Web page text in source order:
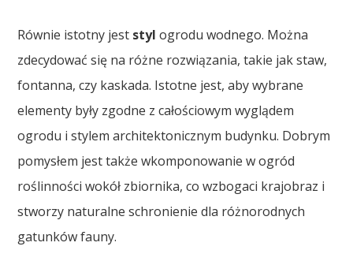
Równie istotny jest styl ogrodu wodnego. Można
zdecydować się na różne rozwiązania, takie jak staw,
fontanna, czy kaskada. Istotne jest, aby wybrane
elementy były zgodne z całościowym wyglądem
ogrodu i stylem architektonicznym budynku. Dobrym
pomysłem jest także wkomponowanie w ogród
roślinności wokół zbiornika, co wzbogaci krajobraz i
stworzy naturalne schronienie dla różnorodnych
gatunków fauny.